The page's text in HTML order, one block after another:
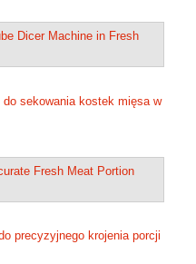
sekowania kostek mięsa w
precyzyjnego krojenia porcji